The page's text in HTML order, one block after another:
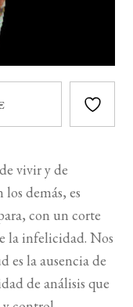
vivir y de
demás, es
con un corte
la infelicidad. Nos
es la ausencia de
de análisis que